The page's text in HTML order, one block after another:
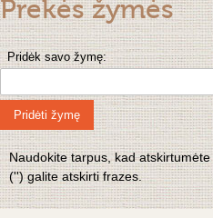
Prekės žymės
Pridėk savo žymę:
Pridėti žymę
Naudokite tarpus, kad
('') galite atskirti frazes.